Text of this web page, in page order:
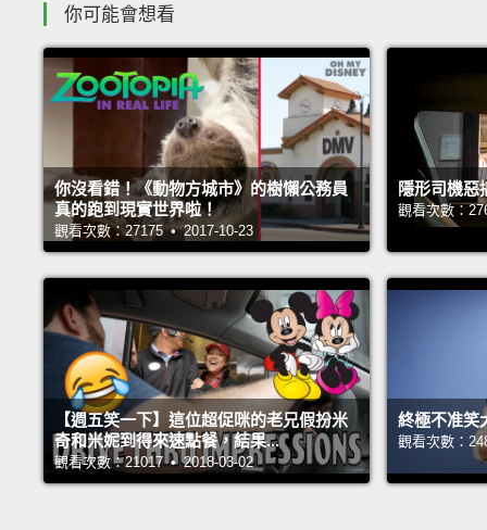
你可能會想看
你沒看錯！《動物方城市》的樹懶公務員
真的跑到現實世界啦！
觀看次數：27175 • 2017-10-23
隱形司機惡
觀看次數：
【週五笑一下】這位超促咪的老兄假扮米
奇和米妮到得來速點餐，結果...
觀看次數：21017 • 2018-03-02
終極不准笑
觀看次數：